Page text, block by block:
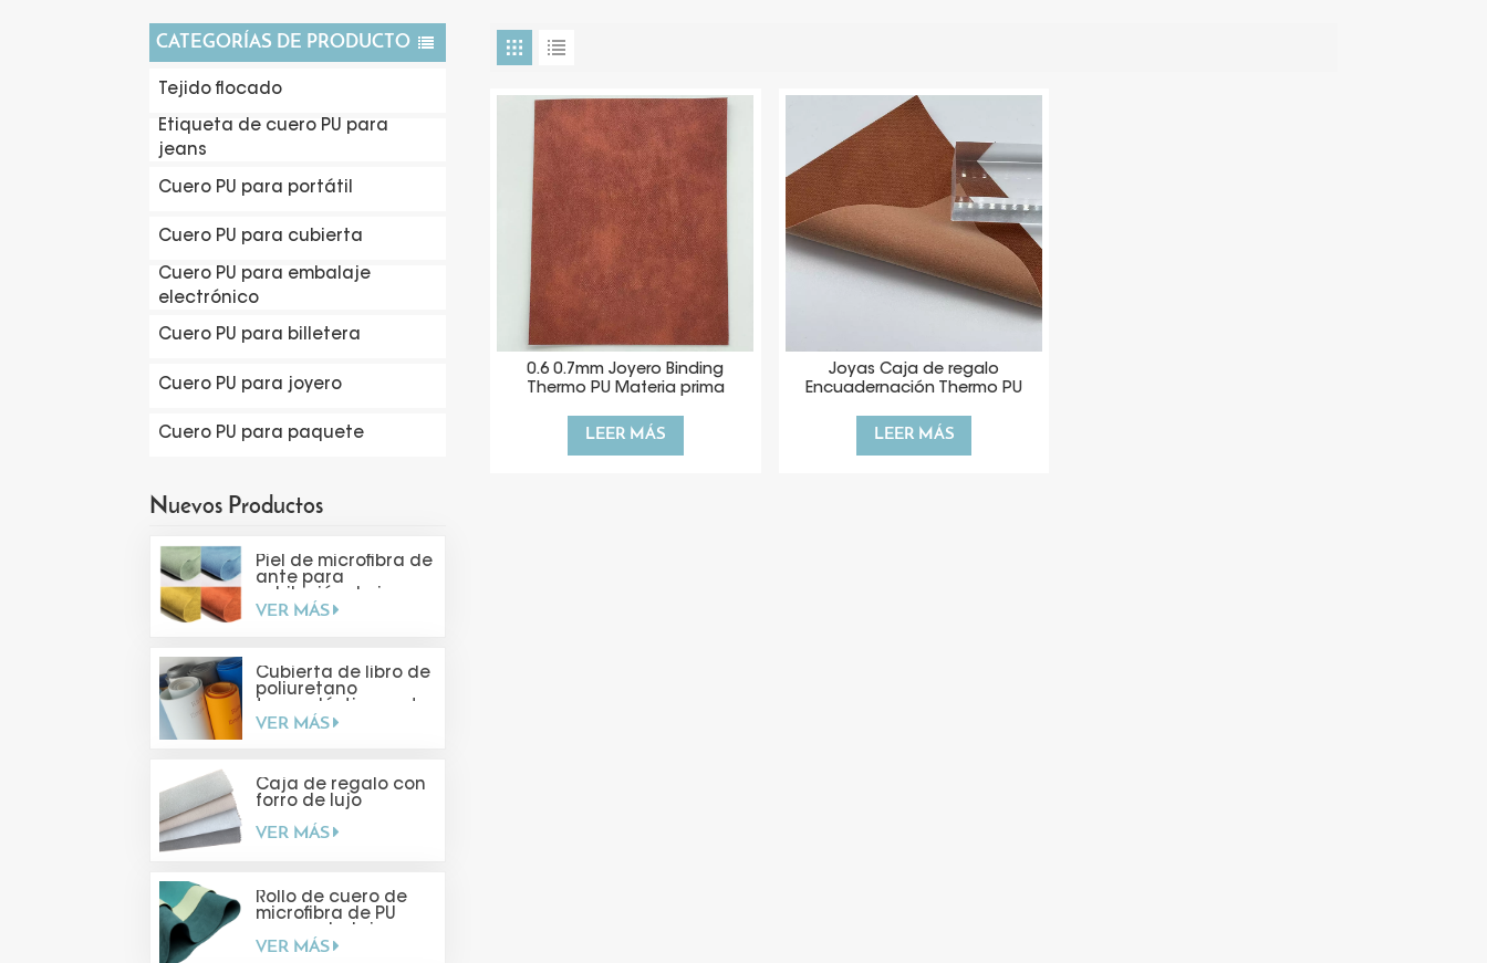
CATEGORÍAS DE PRODUCTO
Tejido flocado
Etiqueta de cuero PU para
jeans
Cuero PU para portátil
Cuero PU para cubierta
Cuero PU para embalaje
electrónico
Cuero PU para billetera
Cuero PU para joyero
Cuero PU para paquete
Nuevos Productos
Piel de microfibra de
ante para
VER MÁS
Cubierta de libro de
poliuretano
suave al tacto
VER MÁS
Caja de regalo con
forro de lujo
VER MÁS
Rollo de cuero de
microfibra de PU
VER MÁS
0.6 0.7mm Joyero Binding
Thermo PU Materia prima
LEER MÁS
Joyas Caja de regalo
Encuadernación Thermo PU
LEER MÁS